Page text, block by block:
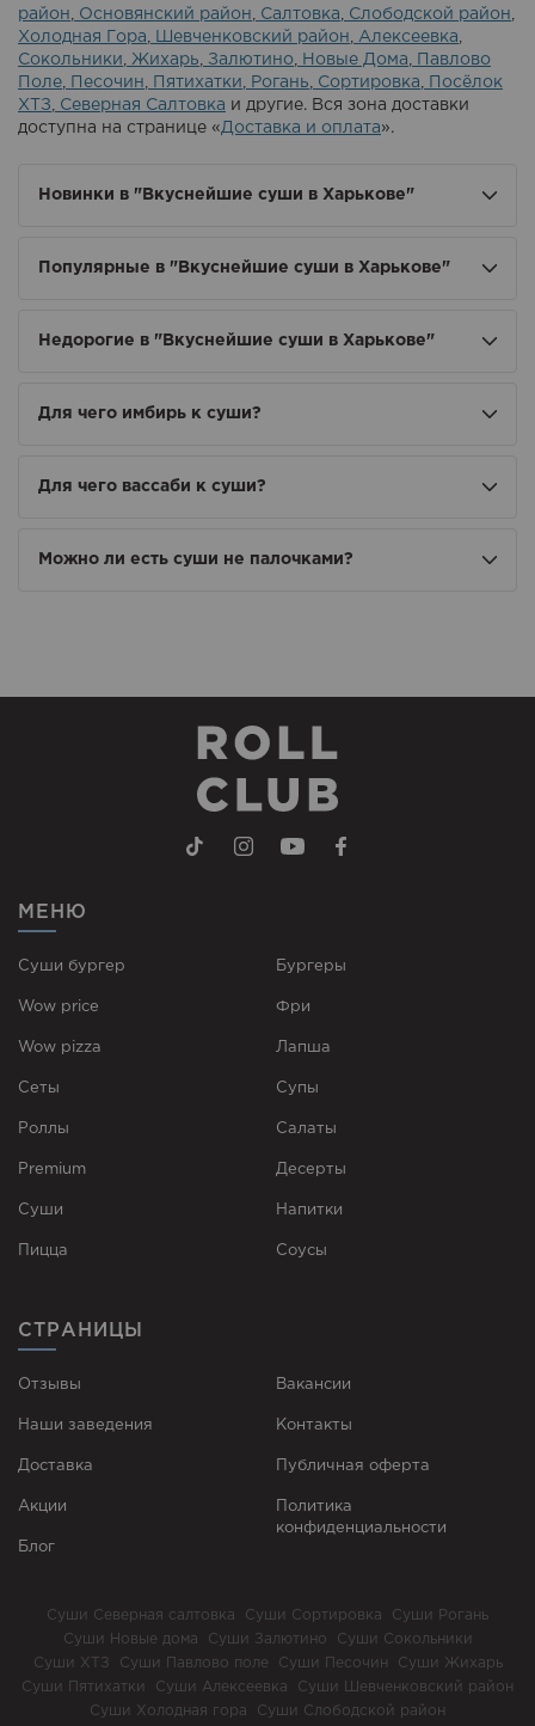
район
Основянский район Салтовка Слободской район
Холодная Гора
Шевченковский район Алексеевка
Сокольники
Жихарь Залютино Новые Дома
Павлово
Поле
Песочин Пятихатки Рогань Сортировка
Посёлок
ХТЗ
Северная Салтовка и другие. Вся зона доставки
доступна на странице «Доставка и оплата».
Новинки в "Вкуснейшие суши в Харькове"
Популярные в "Вкуснейшие суши в Харькове"
Недорогие в "Вкуснейшие суши в Харькове"
Для чего имбирь к суши?
Для чего вассаби к суши?
Можно ли есть суши не палочками?
МЕНЮ
Суши бургер
Wow price
Wow pizza
Сеты
Роллы
Premium
Суши
Пицца
Бургеры
Фри
Лапша
Супы
Cалаты
Десерты
Напитки
Соусы
СТРАНИЦЫ
Отзывы
Наши заведения
Доставка
Акции
Блог
Вакансии
Контакты
Публичная оферта
Политика
конфиденциальности
Суши Северная салтовка Суши Сортировка
Суши Рогань
Суши Новые дома
Суши Залютино
Суши Сокольники
Суши ХТЗ
Суши Павлово поле Суши Песочин
Суши Жихарь
Суши Пятихатки
Суши Алексеевка
Суши Шевченковский район
Суши Холодная гора
Суши Слободской район